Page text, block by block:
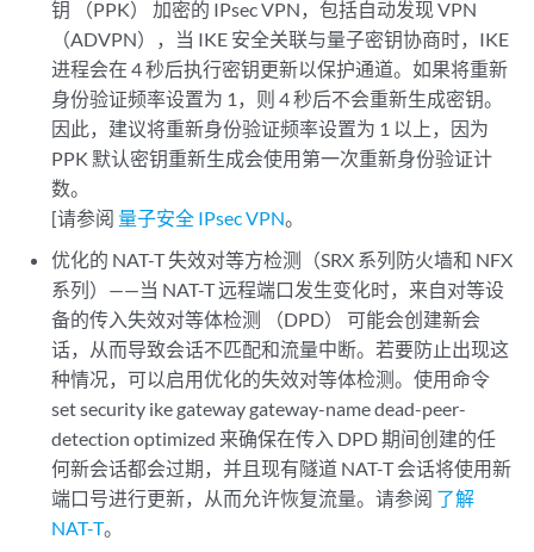
钥 （PPK） 加密的 IPsec VPN，包括自动发现 VPN
（ADVPN），当 IKE 安全关联与量子密钥协商时，IKE
进程会在 4 秒后执行密钥更新以保护通道。如果将重新
身份验证频率设置为 1，则 4 秒后不会重新生成密钥。
因此，建议将重新身份验证频率设置为 1 以上，因为
PPK 默认密钥重新生成会使用第一次重新身份验证计
数。
[请参阅 量子安全 IPsec VPN。
优化的 NAT-T 失效对等方检测（SRX 系列防火墙和 NFX
系列）——当 NAT-T 远程端口发生变化时，来自对等设
备的传入失效对等体检测 （DPD） 可能会创建新会
话，从而导致会话不匹配和流量中断。若要防止出现这
种情况，可以启用优化的失效对等体检测。使用命令
set security ike gateway gateway-name dead-peer-
detection optimized 来确保在传入 DPD 期间创建的任
何新会话都会过期，并且现有隧道 NAT-T 会话将使用新
端口号进行更新，从而允许恢复流量。请参阅 了解
NAT-T。